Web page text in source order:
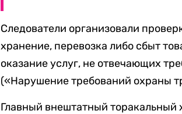
Следователи организовали
хранение, перевозка либо сбыт
оказание услуг, не отвечающих
(«Нарушение требований охраны
Главный внештатный